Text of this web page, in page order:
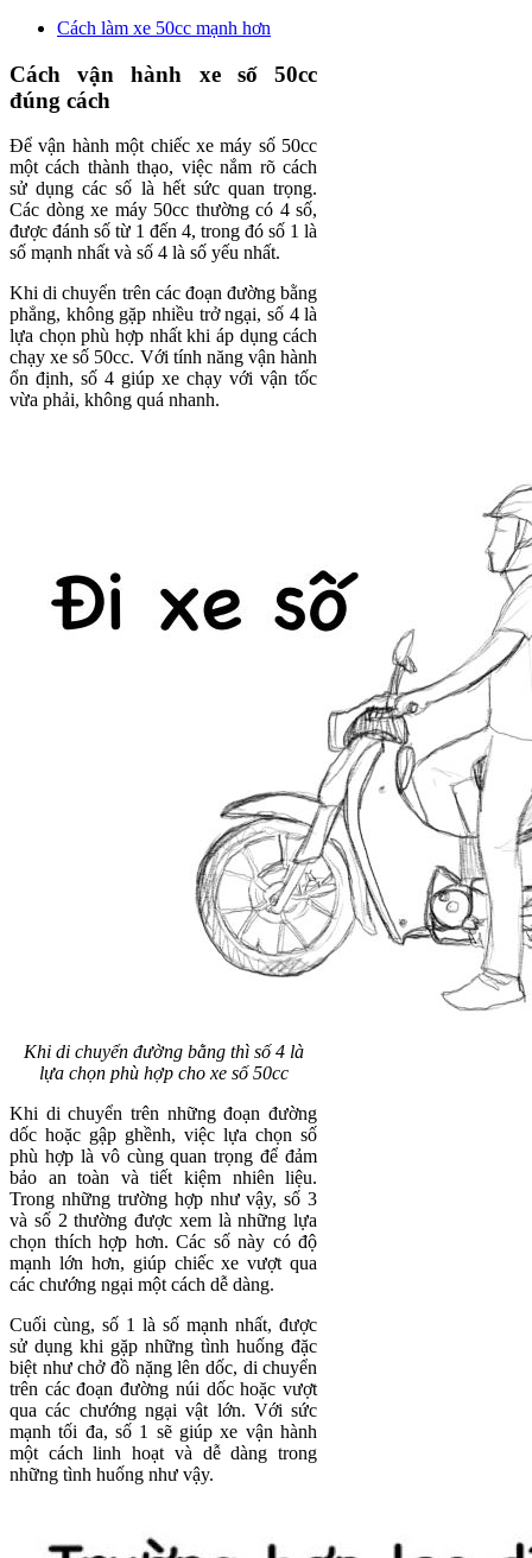
Cách làm xe 50cc mạnh hơn
Cách vận hành xe số 50cc
đúng cách
Để vận hành một chiếc xe máy số 50cc
một cách thành thạo, việc nắm rõ cách
sử dụng các số là hết sức quan trọng.
Các dòng xe máy 50cc thường có 4 số,
được đánh số từ 1 đến 4, trong đó số 1 là
số mạnh nhất và số 4 là số yếu nhất.
Khi di chuyển trên các đoạn đường bằng
phẳng, không gặp nhiều trở ngại, số 4 là
lựa chọn phù hợp nhất khi áp dụng cách
chạy xe số 50cc. Với tính năng vận hành
ổn định, số 4 giúp xe chạy với vận tốc
vừa phải, không quá nhanh.
Khi di chuyển đường bằng thì số 4 là
lựa chọn phù hợp cho xe số 50cc
Khi di chuyển trên những đoạn đường
dốc hoặc gập ghềnh, việc lựa chọn số
phù hợp là vô cùng quan trọng để đảm
bảo an toàn và tiết kiệm nhiên liệu.
Trong những trường hợp như vậy, số 3
và số 2 thường được xem là những lựa
chọn thích hợp hơn. Các số này có độ
mạnh lớn hơn, giúp chiếc xe vượt qua
các chướng ngại một cách dễ dàng.
Cuối cùng, số 1 là số mạnh nhất, được
sử dụng khi gặp những tình huống đặc
biệt như chở đồ nặng lên dốc, di chuyển
trên các đoạn đường núi dốc hoặc vượt
qua các chướng ngại vật lớn. Với sức
mạnh tối đa, số 1 sẽ giúp xe vận hành
một cách linh hoạt và dễ dàng trong
những tình huống như vậy.